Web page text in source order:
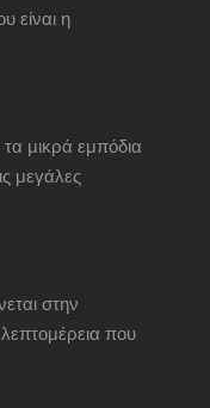
είναι η
τα μικρά εμπόδια
μεγάλες
στην
που